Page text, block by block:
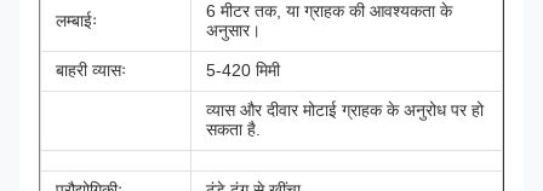
लम्बाईः
6 मीटर तक, या ग्राहक की आवश्यकता के
अनुसार।
बाहरी व्यासः 5-420 मिमी
व्यास और दीवार मोटाई ग्राहक के अनुरोध पर हो
सकता है.